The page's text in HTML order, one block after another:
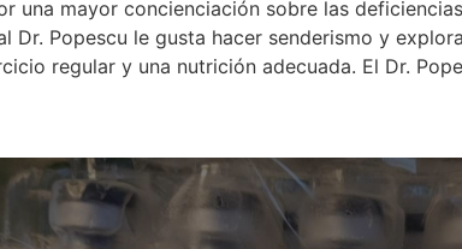
una mayor concienciación sobre las
Popescu le gusta hacer senderismo y
regular y una nutrición adecuada. El Dr.